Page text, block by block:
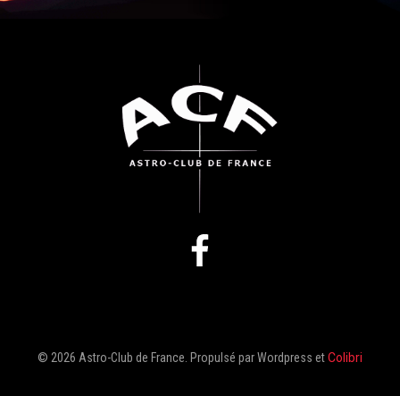
© 2026 Astro-Club de France. Propulsé par Wordpress etColibri